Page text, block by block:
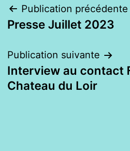
Navigation
de
l’article
Publication précédente
Presse Juillet 2023
Publication suivante
Interview au contact
Chateau du Loir